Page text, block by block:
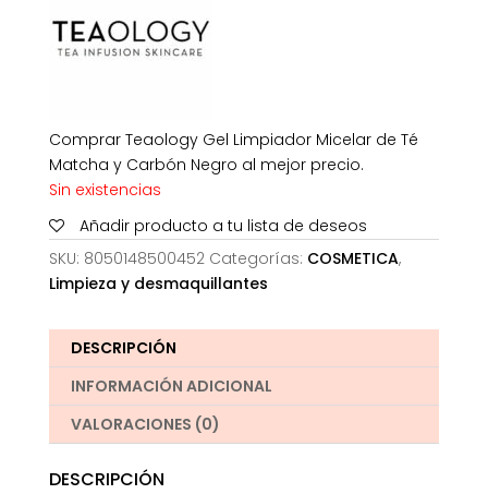
Comprar Teaology Gel Limpiador Micelar de Té
Matcha y Carbón Negro al mejor precio.
Sin existencias
Añadir producto a tu lista de deseos
SKU: 8050148500452 Categorías: COSMETICA,
Limpieza y desmaquillantes
DESCRIPCIÓN
INFORMACIÓN ADICIONAL
VALORACIONES (0)
DESCRIPCIÓN